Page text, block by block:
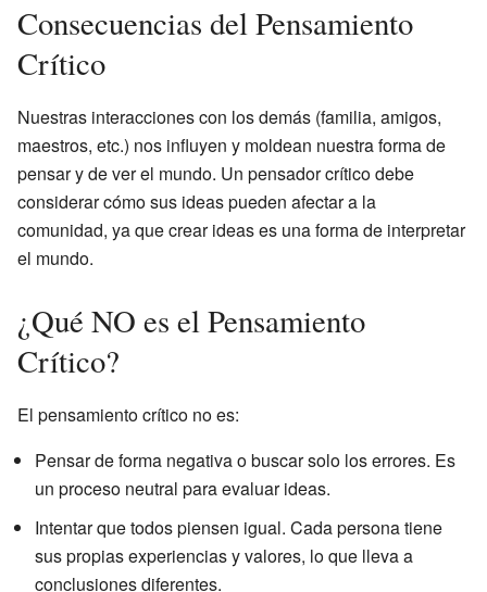
Consecuencias del Pensamiento
Crítico
Nuestras interacciones con los demás (familia, amigos,
maestros, etc.) nos influyen y moldean nuestra forma de
pensar y de ver el mundo. Un pensador crítico debe
considerar cómo sus ideas pueden afectar a la
comunidad, ya que crear ideas es una forma de interpretar
el mundo.
¿Qué NO es el Pensamiento
Crítico?
El pensamiento crítico no es:
Pensar de forma negativa o buscar solo los errores. Es
un proceso neutral para evaluar ideas.
Intentar que todos piensen igual. Cada persona tiene
sus propias experiencias y valores, lo que lleva a
conclusiones diferentes.